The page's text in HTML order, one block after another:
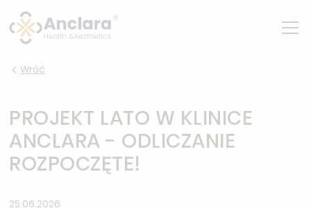
Wróć
PROJEKT LATO W KLINICE
ANCLARA - ODLICZANIE
ROZPOCZĘTE!
25.06.2026